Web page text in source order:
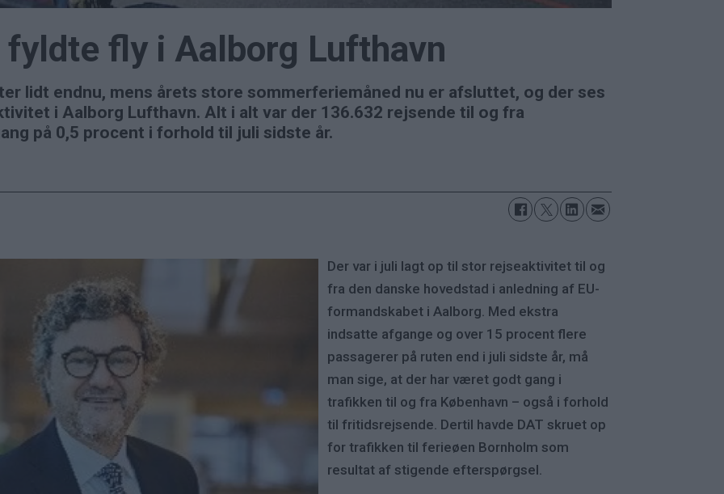
fly i Aalborg Lufthavn
lidt endnu, mens årets store sommerferiemåned nu er afsluttet, og der ses
i Aalborg Lufthavn. Alt i alt var der 136.632 rejsende til og fra
på 0,5 procent i forhold til juli sidste år.
Der var i juli lagt op til stor rejseaktivitet til og
fra den danske hovedstad i anledning af EU-
formandskabet i Aalborg. Med ekstra
indsatte afgange og over 15 procent flere
passagerer på ruten end i juli sidste år, må
man sige, at der har været godt gang i
trafikken til og fra København – også i forhold
til fritidsrejsende. Dertil havde DAT skruet op
for trafikken til ferieøen Bornholm som
resultat af stigende efterspørgsel.